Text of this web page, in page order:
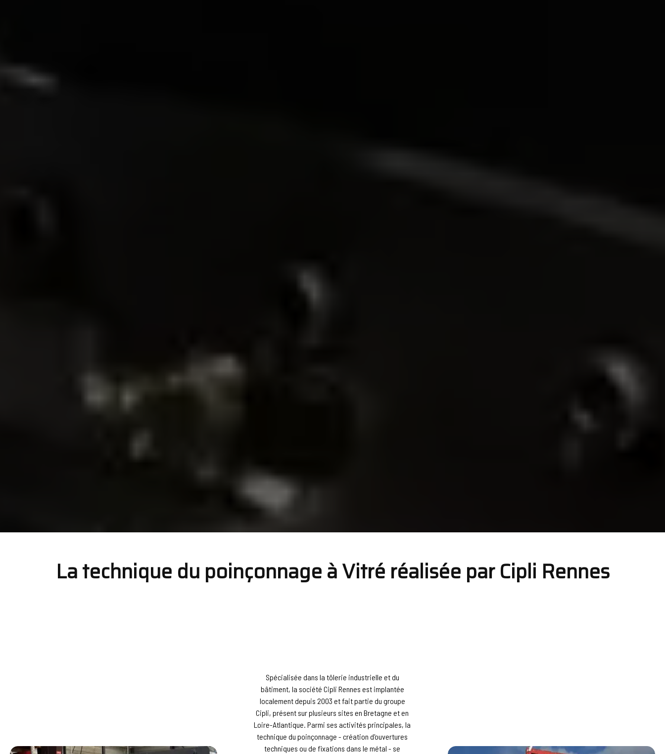
La technique du poinçonnage à Vitré réalisée par Cipli Rennes
Spécialisée dans la tôlerie industrielle et du
bâtiment, la société Cipli Rennes est implantée
localement depuis 2003 et fait partie du groupe
Cipli, présent sur plusieurs sites en Bretagne et en
Loire-Atlantique. Parmi ses activités principales, la
technique du poinçonnage - création d'ouvertures
techniques ou de fixations dans le métal - se